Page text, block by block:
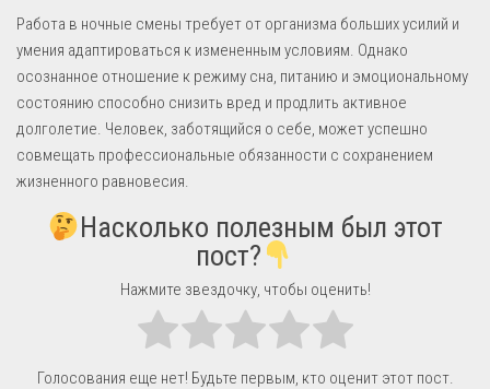
Работа в ночные смены требует от организма больших усилий и
умения адаптироваться к измененным условиям. Однако
осознанное отношение к режиму сна, питанию и эмоциональному
состоянию способно снизить вред и продлить активное
долголетие. Человек, заботящийся о себе, может успешно
совмещать профессиональные обязанности с сохранением
жизненного равновесия.
Насколько полезным был этот
пост?
Нажмите звездочку, чтобы оценить!
Голосования еще нет! Будьте первым, кто оценит этот пост.